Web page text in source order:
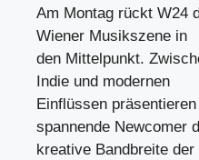
Am Montag rückt W24
Wiener Musikszene in
den Mittelpunkt.
Indie und modernen
Einflüssen
spannende Newcomer
kreative Bandbreite